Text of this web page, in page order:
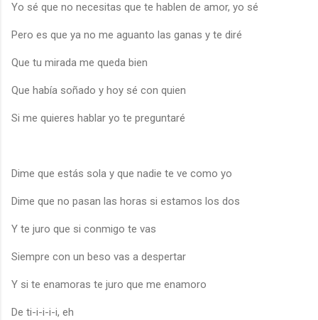
Yo sé que no necesitas que te hablen de amor, yo sé
Pero es que ya no me aguanto las ganas y te diré
Que tu mirada me queda bien
Que había soñado y hoy sé con quien
Si me quieres hablar yo te preguntaré
Dime que estás sola y que nadie te ve como yo
Dime que no pasan las horas si estamos los dos
Y te juro que si conmigo te vas
Siempre con un beso vas a despertar
Y si te enamoras te juro que me enamoro
De ti-i-i-i-i, eh